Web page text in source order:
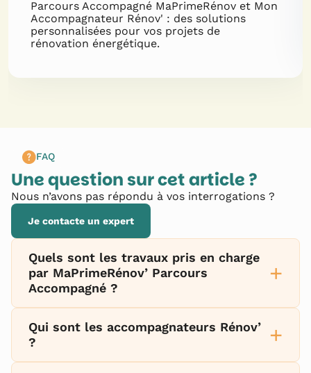
Parcours Accompagné MaPrimeRénov et Mon
Accompagnateur Rénov' : des solutions
personnalisées pour vos projets de
rénovation énergétique.
FAQ
Une question sur cet article ?
Nous n’avons pas répondu à vos interrogations ?
Je contacte un expert
Quels sont les travaux pris en charge
par MaPrimeRénov’ Parcours
Accompagné ?
+
Qui sont les accompagnateurs Rénov’
?
+